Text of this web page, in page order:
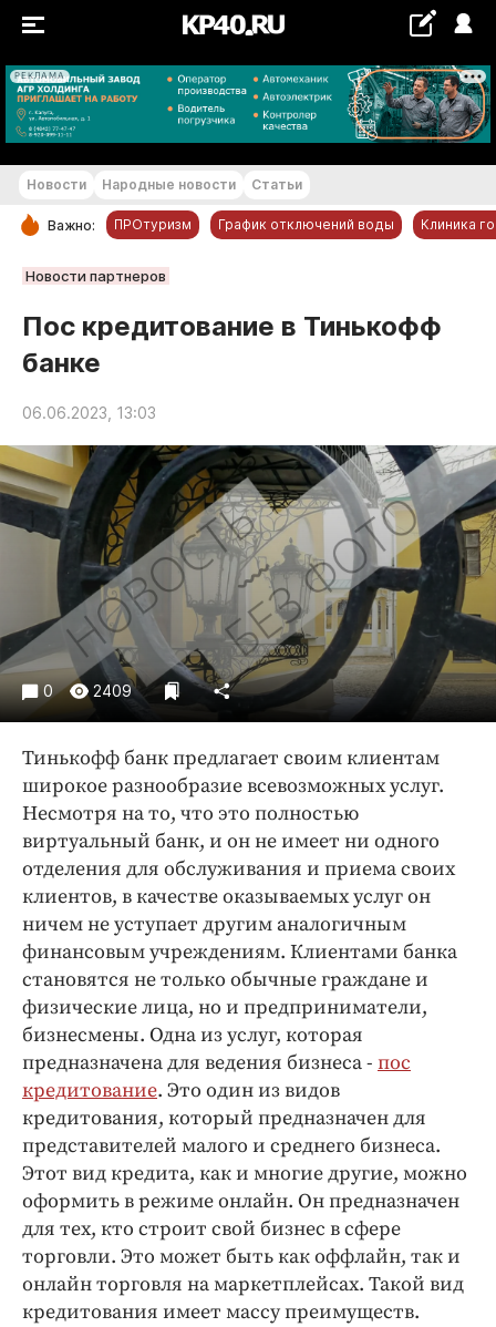
РЕКЛАМА
+16...+17 °С
РУБРИКИ
Новости компаний
Статьи
Народные новости
Авто и транспорт
Благоустройство
Криминал
Культура
Недвижимость и ЖКХ
Образование
Общество
Погода
Праздники
Происшествия
Спорт
Экономика и бизнес
ПРОЕКТЫ
Блоги
Издания
Медиаперсона
Интересное чтиво
Клиника года
Бренд года
Работодатель года
Новости Народные новости Статьи
Важно: ПРОтуризм График отключений воды Клиника
Новости партнеров
Пос кредитование в Тинькофф
банке
06.06.2023, 13:03
0 2409
Тинькофф банк предлагает своим клиентам
широкое разнообразие всевозможных услуг.
Несмотря на то, что это полностью
виртуальный банк, и он не имеет ни одного
отделения для обслуживания и приема своих
клиентов, в качестве оказываемых услуг он
ничем не уступает другим аналогичным
финансовым учреждениям. Клиентами банка
становятся не только обычные граждане и
физические лица, но и предприниматели,
бизнесмены. Одна из услуг, которая
предназначена для ведения бизнеса - пос
кредитование. Это один из видов
кредитования, который предназначен для
представителей малого и среднего бизнеса.
Этот вид кредита, как и многие другие, можно
оформить в режиме онлайн. Он предназначен
для тех, кто строит свой бизнес в сфере
торговли. Это может быть как оффлайн, так и
онлайн торговля на маркетплейсах. Такой вид
кредитования имеет массу преимуществ.